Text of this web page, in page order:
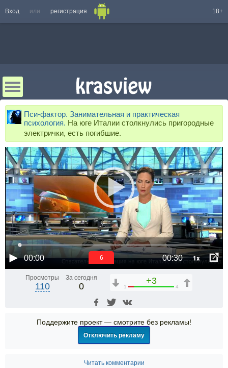
Вход или регистрация 18+
Пси-фактор. Занимательная и практическая
психология. На юге Италии столкнулись пригородные
электрички, есть погибшие.
00:00 00:30 1x
6
Просмотры
110
За сегодня
0
+3
1 4
Поддержите проект — смотрите без рекламы!
Отключить рекламу
Читать комментарии